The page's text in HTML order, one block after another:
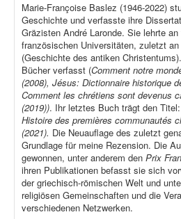
Marie-Françoise Baslez (1946-2022)
Geschichte und verfasste ihre
Gräzisten André Laronde. Sie lehrte
französischen Universitäten, zuletzt
(Geschichte des antiken
Bücher verfasst (Comment notre
(2008), Jésus: Dictionnaire historique
Comment les chrétiens sont devenus
(2019)). Ihr letztes Buch trägt den Titel:
Histoire des premières communautés
(2021). Die Neuauflage des zuletzt
Grundlage für meine Rezension. Die
gewonnen, unter anderem den Prix
ihren Publikationen befasst sie sich
der griechisch-römischen Welt und
religiösen Gemeinschaften und die
verschiedenen Netzwerken.